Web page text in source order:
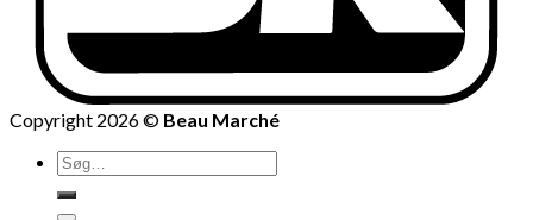
Copyright 2026 © Beau Marché
Søg
efter: